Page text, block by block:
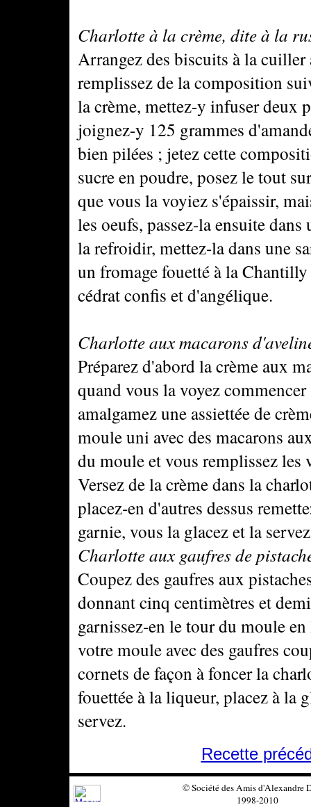
Charlotte à la crème, dite à la
Arrangez des biscuits à la
remplissez de la composition
la crème, mettez-y infuser deux
joignez-y 125 grammes
bien pilées ; jetez cette
sucre en poudre, posez le tout
que vous la voyiez s'épaissir,
les oeufs, passez-la ensuite
la refroidir, mettez-la dans une
un fromage fouetté à la
cédrat confis et d'angélique.
Charlotte aux macarons
Préparez d'abord la crème aux
quand vous la voyez
amalgamez une assiettée de
moule uni avec des macarons
du moule et vous remplissez les
Versez de la crème dans la
placez-en d'autres dessus
garnie, vous la glacez et la
Charlotte aux gaufres de
Coupez des gaufres aux
donnant cinq centimètres et
garnissez-en le tour du moule
votre moule avec des gaufres
cornets de façon à foncer la
fouettée à la liqueur, placez à la
servez.
Recette
© Société des Amis d'Alexandre
1998-2010